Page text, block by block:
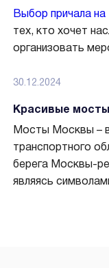
Выбор причала
тех, кто хочет
организовать
30.12.2024
Красивые
Мосты Москвы –
транспортного
берега Москвы-
являясь